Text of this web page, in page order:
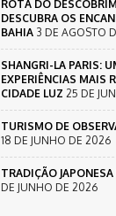
ROTA DO
DESCUBRA OS
BAHIA 3 DE AGOSTO
SHANGRI-LA PARIS:
EXPERIÊNCIAS MAIS
CIDADE LUZ 25 DE
TURISMO DE
18 DE JUNHO DE 2026
TRADIÇÃO
DE JUNHO DE 2026